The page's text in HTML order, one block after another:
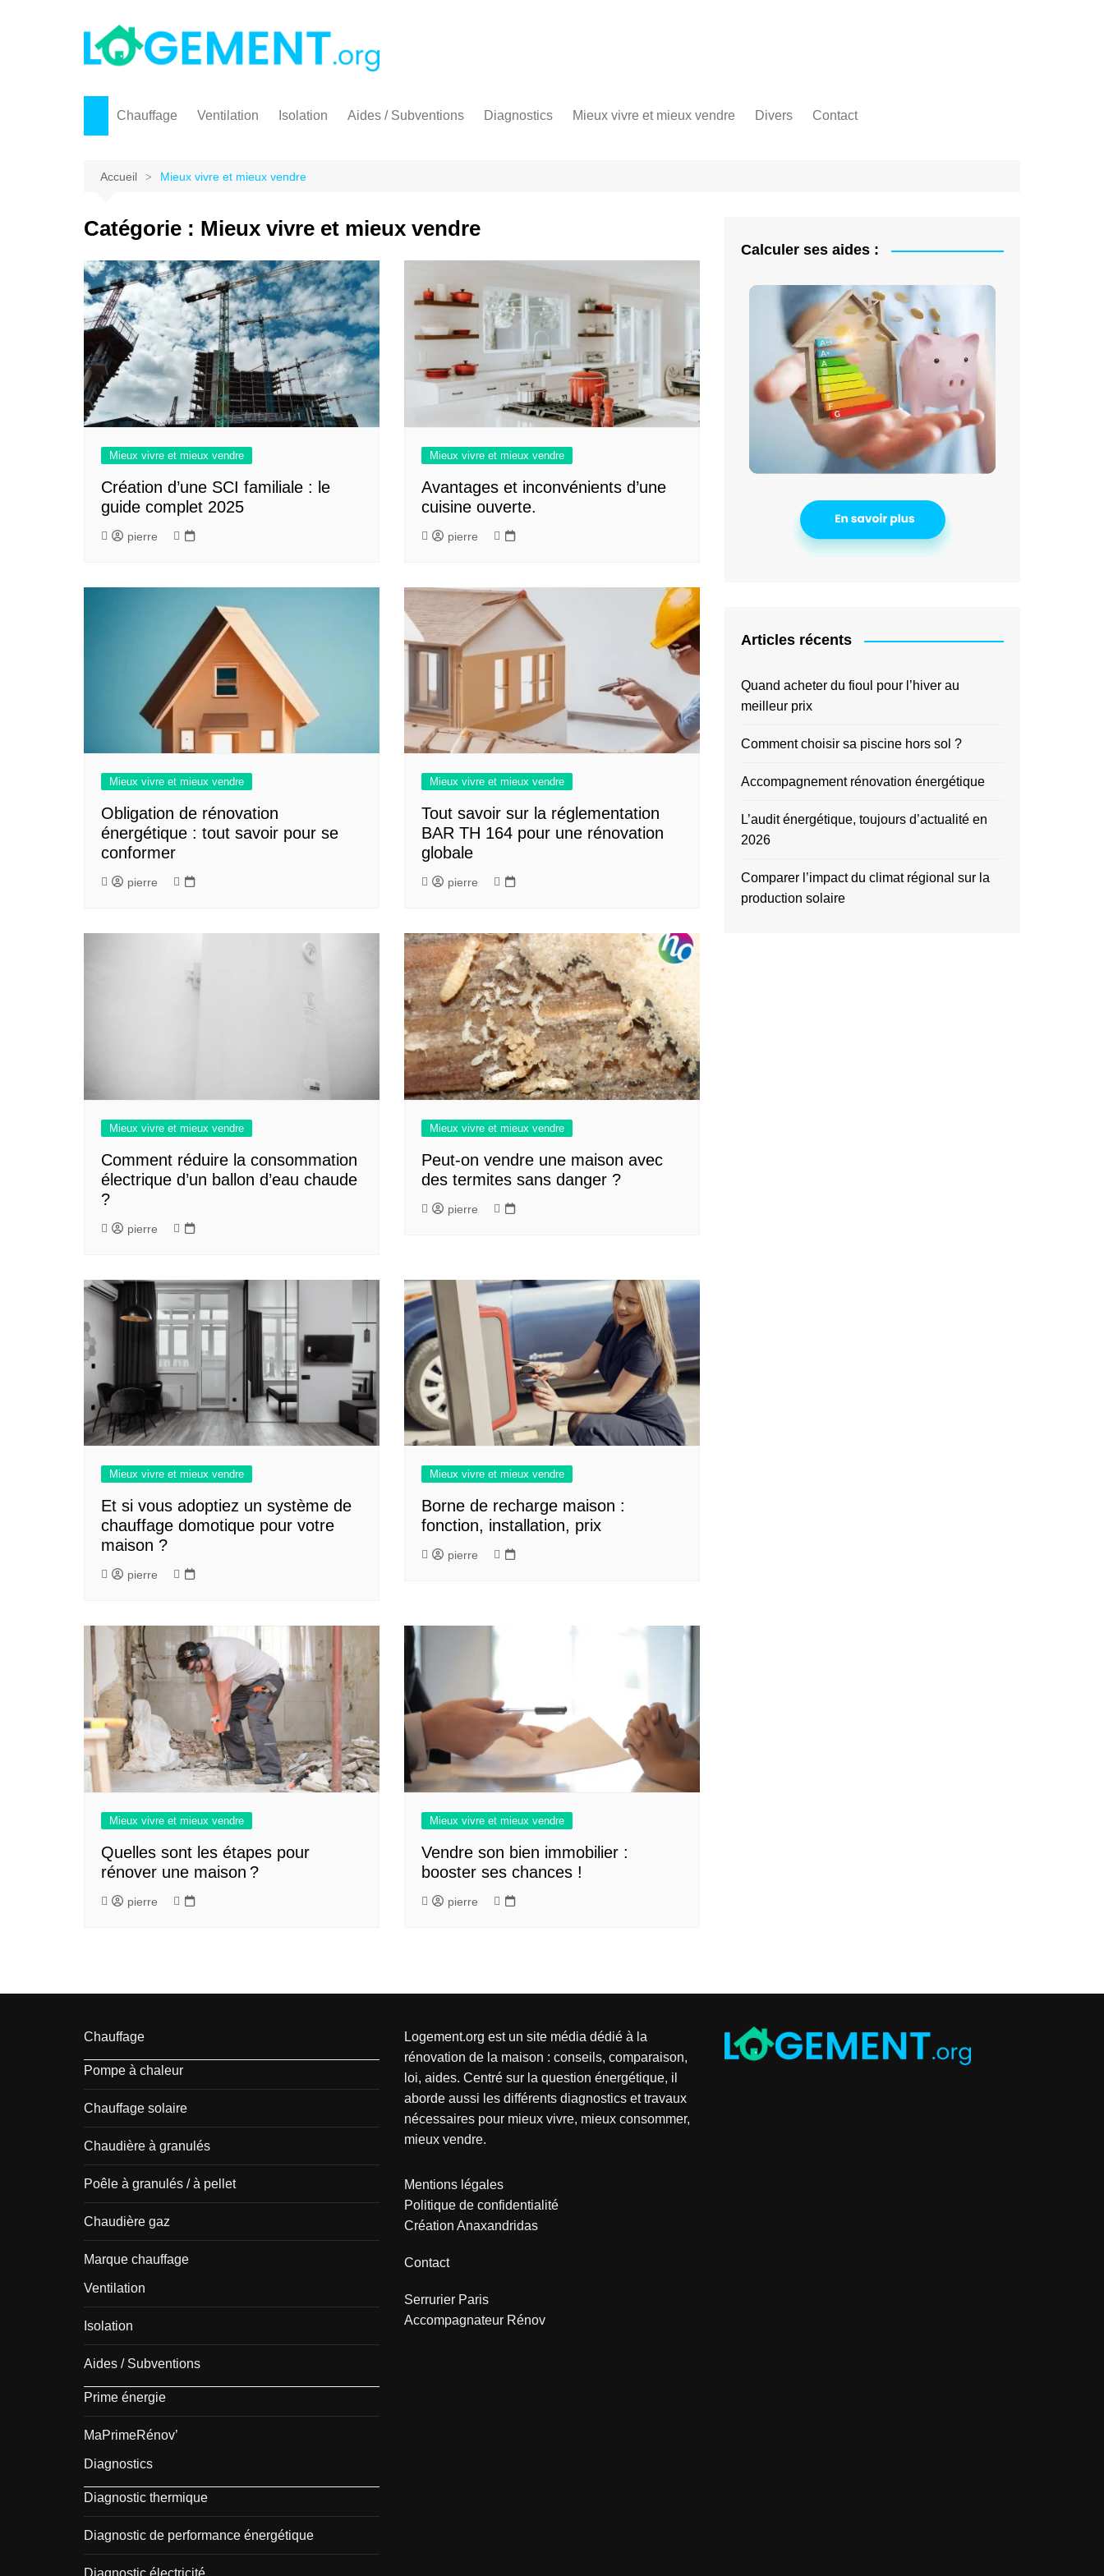
Chauffage
Chauffage solaire
Poêle à granulés / à pellet
Chaudière gaz
Marque chauffage
Ventilation Isolation Aides / Subventions Diagnostics Mieux vivre et mieux vendre Divers Contact
Accueil Mieux vivre et mieux vendre
Catégorie : Mieux vivre et mieux vendre
Mieux vivre et mieux vendre
Création d’une SCI familiale : le
guide complet 2025
pierre
Mieux vivre et mieux vendre
Avantages et inconvénients d’une
cuisine ouverte.
pierre
Mieux vivre et mieux vendre
Obligation de rénovation
énergétique : tout savoir pour se
conformer
pierre
Mieux vivre et mieux vendre
Tout savoir sur la réglementation
BAR TH 164 pour une rénovation
globale
pierre
Mieux vivre et mieux vendre
Comment réduire la consommation
électrique d’un ballon d’eau chaude
?
pierre
Mieux vivre et mieux vendre
Peut-on vendre une maison avec
des termites sans danger ?
pierre
Mieux vivre et mieux vendre
Et si vous adoptiez un système de
chauffage domotique pour votre
maison ?
pierre
Mieux vivre et mieux vendre
Borne de recharge maison :
fonction, installation, prix
pierre
Mieux vivre et mieux vendre
Quelles sont les étapes pour
rénover une maison ?
pierre
Mieux vivre et mieux vendre
Vendre son bien immobilier :
booster ses chances !
pierre
Calculer ses aides :
Articles récents
Quand acheter du fioul pour l’hiver au
meilleur prix
Comment choisir sa piscine hors sol ?
Accompagnement rénovation énergétique
L’audit énergétique, toujours d’actualité en
2026
Comparer l’impact du climat régional sur la
production solaire
Chauffage
Pompe à chaleur
Chauffage solaire
Chaudière à granulés
Poêle à granulés / à pellet
Chaudière gaz
Marque chauffage
Ventilation
Isolation
Aides / Subventions
Prime énergie
MaPrimeRénov’
Diagnostics
Diagnostic thermique
Diagnostic de performance énergétique
Diagnostic électricité
Logement.org est un site média dédié à la
rénovation de la maison : conseils, comparaison,
loi, aides. Centré sur la question énergétique, il
aborde aussi les différents diagnostics et travaux
nécessaires pour mieux vivre, mieux consommer,
mieux vendre.
Mentions légales
Politique de confidentialité
Création Anaxandridas
Contact
Serrurier Paris
Accompagnateur Rénov